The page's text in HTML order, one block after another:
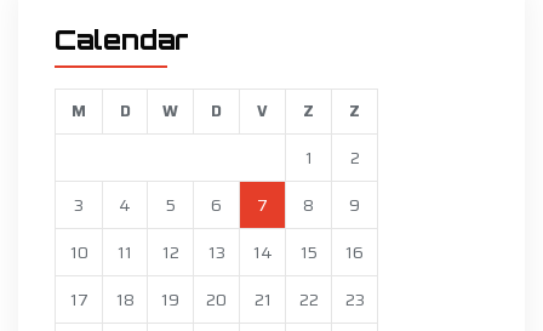
Calendar
M D W D V Z Z
1
2
3
4 5 6 7 8
9
10
11 12 13 14 15
16
17
18 19 20 21 22
23